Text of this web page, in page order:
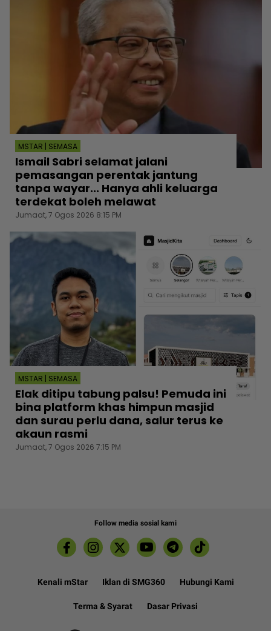
MSTAR | SEMASA
Ismail Sabri selamat jalani
pemasangan perentak jantung
tanpa wayar... Hanya ahli keluarga
terdekat boleh melawat
Jumaat, 7 Ogos 2026 8:15 PM
MSTAR | SEMASA
Elak ditipu tabung palsu! Pemuda ini
bina platform khas himpun masjid
dan surau perlu dana, salur terus ke
akaun rasmi
Jumaat, 7 Ogos 2026 7:15 PM
Follow media sosial kami
Kenali mStar Iklan di SMG360 Hubungi Kami
Terma & Syarat Dasar Privasi